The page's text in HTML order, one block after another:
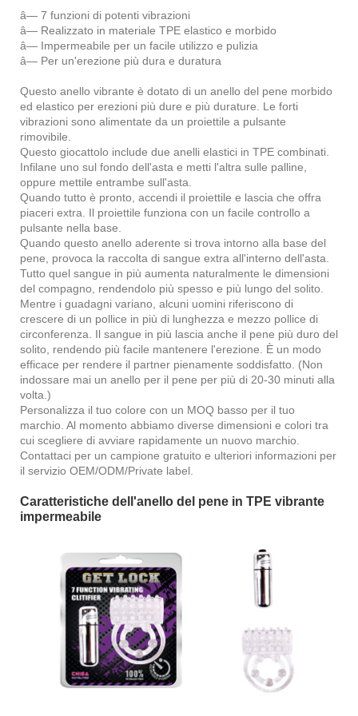
â— 7 funzioni di potenti vibrazioni
â— Realizzato in materiale TPE elastico e morbido
â— Impermeabile per un facile utilizzo e pulizia
â— Per un'erezione più dura e duratura
Questo anello vibrante è dotato di un anello del pene morbido
ed elastico per erezioni più dure e più durature. Le forti
vibrazioni sono alimentate da un proiettile a pulsante
rimovibile.
Questo giocattolo include due anelli elastici in TPE combinati.
Infilane uno sul fondo dell'asta e metti l'altra sulle palline,
oppure mettile entrambe sull'asta.
Quando tutto è pronto, accendi il proiettile e lascia che offra
piaceri extra. Il proiettile funziona con un facile controllo a
pulsante nella base.
Quando questo anello aderente si trova intorno alla base del
pene, provoca la raccolta di sangue extra all'interno dell'asta.
Tutto quel sangue in più aumenta naturalmente le dimensioni
del compagno, rendendolo più spesso e più lungo del solito.
Mentre i guadagni variano, alcuni uomini riferiscono di
crescere di un pollice in più di lunghezza e mezzo pollice di
circonferenza. Il sangue in più lascia anche il pene più duro del
solito, rendendo più facile mantenere l'erezione. È un modo
efficace per rendere il partner pienamente soddisfatto. (Non
indossare mai un anello per il pene per più di 20-30 minuti alla
volta.)
Personalizza il tuo colore con un MOQ basso per il tuo
marchio. Al momento abbiamo diverse dimensioni e colori tra
cui scegliere di avviare rapidamente un nuovo marchio.
Contattaci per un campione gratuito e ulteriori informazioni per
il servizio OEM/ODM/Private label.
Caratteristiche dell'anello del pene in TPE vibrante
impermeabile